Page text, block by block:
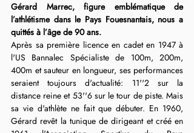
Gérard Marrec, figure emblématique de
l’athlétisme dans le Pays Fouesnantais, nous a
quittés à l’âge de 90 ans.
Après sa première licence en cadet en 1947 à
l'US Bannalec Spécialiste de 100m, 200m,
400m et sauteur en longueur, ses performances
seraient toujours d'actualité: 11''2 sur la
distance reine et 53''6 sur le tour de piste. Mais
sa vie d'athlète ne fait que débuter. En 1960,
Gérard revêt la tunique de dirigeant et créé en